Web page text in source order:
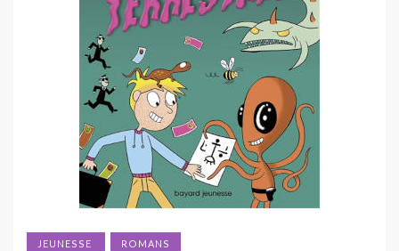
JEUNESSE ROMANS